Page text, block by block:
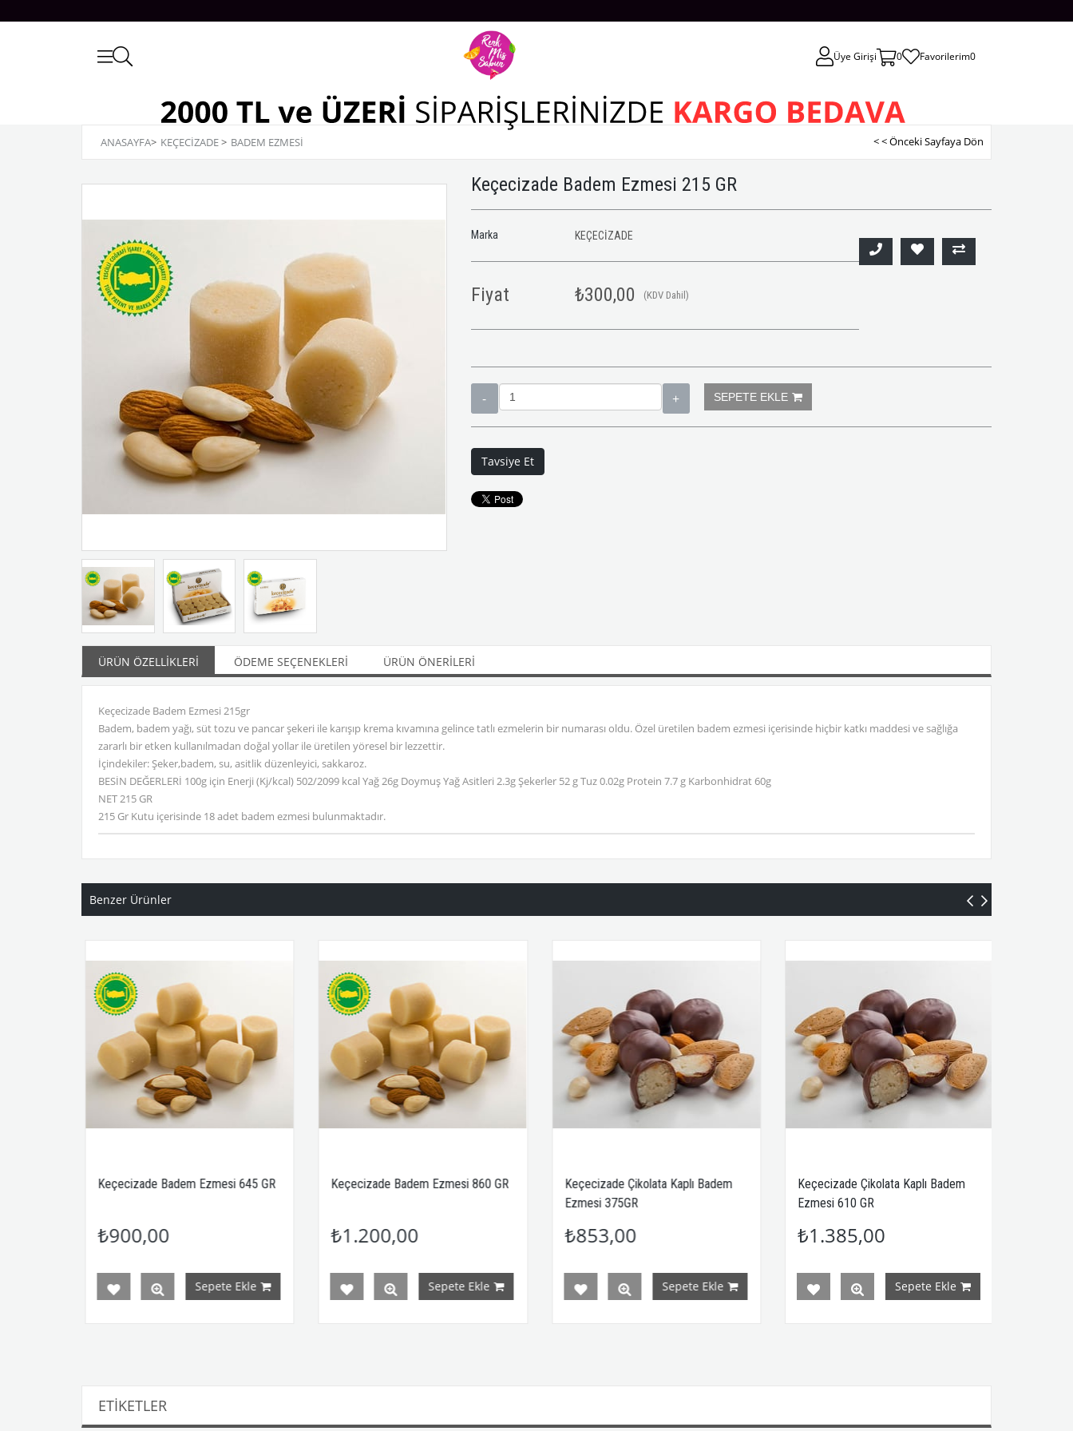
Üye Girişi 0 Favorilerim0
ANASAYFA> KEÇECİZADE> BADEM EZMESİ < < Önceki Sayfaya Dön
Keçecizade Badem Ezmesi 215 GR
Marka KEÇECİZADE
Fiyat ₺300,00 (KDV Dahil)
Tavsiye Et
ÜRÜN ÖZELLIKLERI ÖDEME SEÇENEKLERI ÜRÜN ÖNERILERI
Keçecizade Badem Ezmesi 215gr
Badem, badem yağı, süt tozu ve pancar şekeri ile karışıp krema kıvamına gelince tatlı ezmelerin bir numarası oldu. Özel üretilen badem ezmesi içerisinde hiçbir katkı maddesi ve sağlığa
zararlı bir etken kullanılmadan doğal yollar ile üretilen yöresel bir lezzettir.
İçindekiler: Şeker,badem, su, asitlik düzenleyici, sakkaroz.
BESİN DEĞERLERİ 100g için Enerji (Kj/kcal) 502/2099 kcal Yağ 26g Doymuş Yağ Asitleri 2.3g Şekerler 52 g Tuz 0.02g Protein 7.7 g Karbonhidrat 60g
NET 215 GR
215 Gr Kutu içerisinde 18 adet badem ezmesi bulunmaktadır.
Benzer Ürünler
Keçecizade Badem Ezmesi 645 GR
₺900,00
Sepete Ekle
Keçecizade Badem Ezmesi 860 GR
₺1.200,00
Sepete Ekle
Keçecizade Çikolata Kaplı Badem
Ezmesi 375GR
₺853,00
Sepete Ekle
Keçecizade Çikolata Kaplı Badem
Ezmesi 610 GR
₺1.385,00
Sepete Ekle
ETIKETLER